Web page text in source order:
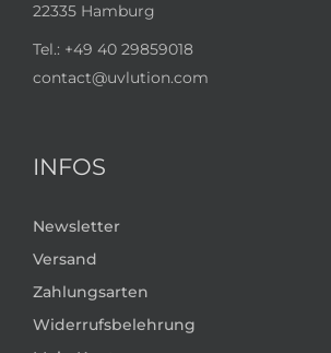
22335 Hamburg
Tel.: +49 40 29859018
contact@uvlution.com
INFOS
Newsletter
Versand
Zahlungsarten
Widerrufsbelehrung